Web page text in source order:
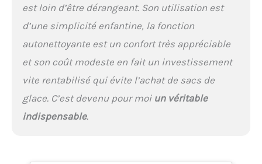
environnement calme.
dérangé par le bruit. Facile
à utiliser : il suffit de
glaçons avec de l'eau
(moins de 1,2 L), d'appuyer
sur le bouton ON. Avec
capteur infrarouge,
est loin d’être dérangeant. Son utilisation est
d’une simplicité enfantine, la fonction
autonettoyante est un confort très appréciable
et son coût modeste en fait un investissement
vite rentabilisé qui évite l’achat de sacs de
glace. C’est devenu pour moi un véritable
indispensable.